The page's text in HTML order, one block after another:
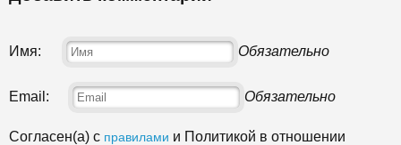
Имя: Обязательно
Email: Обязательно
Согласен(а) с правилами и Политикой в отношении